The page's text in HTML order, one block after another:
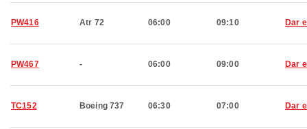
PW416 Atr 72 06:00 09:10 Dar
PW467 - 06:00 09:00 Dar
TC152 Boeing 737 06:30 07:00 Dar